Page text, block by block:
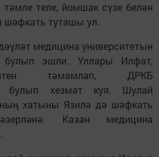
тәмле теле, йомшак сүзе белән
шәфкать туташы ул.
медицина университетын
булып эшли. Уллары Илфат,
тәмамлап, ДРКБ
булып хезмәт куя. Шулай
хатыны Язилә дә шәфкать
Казан медицина